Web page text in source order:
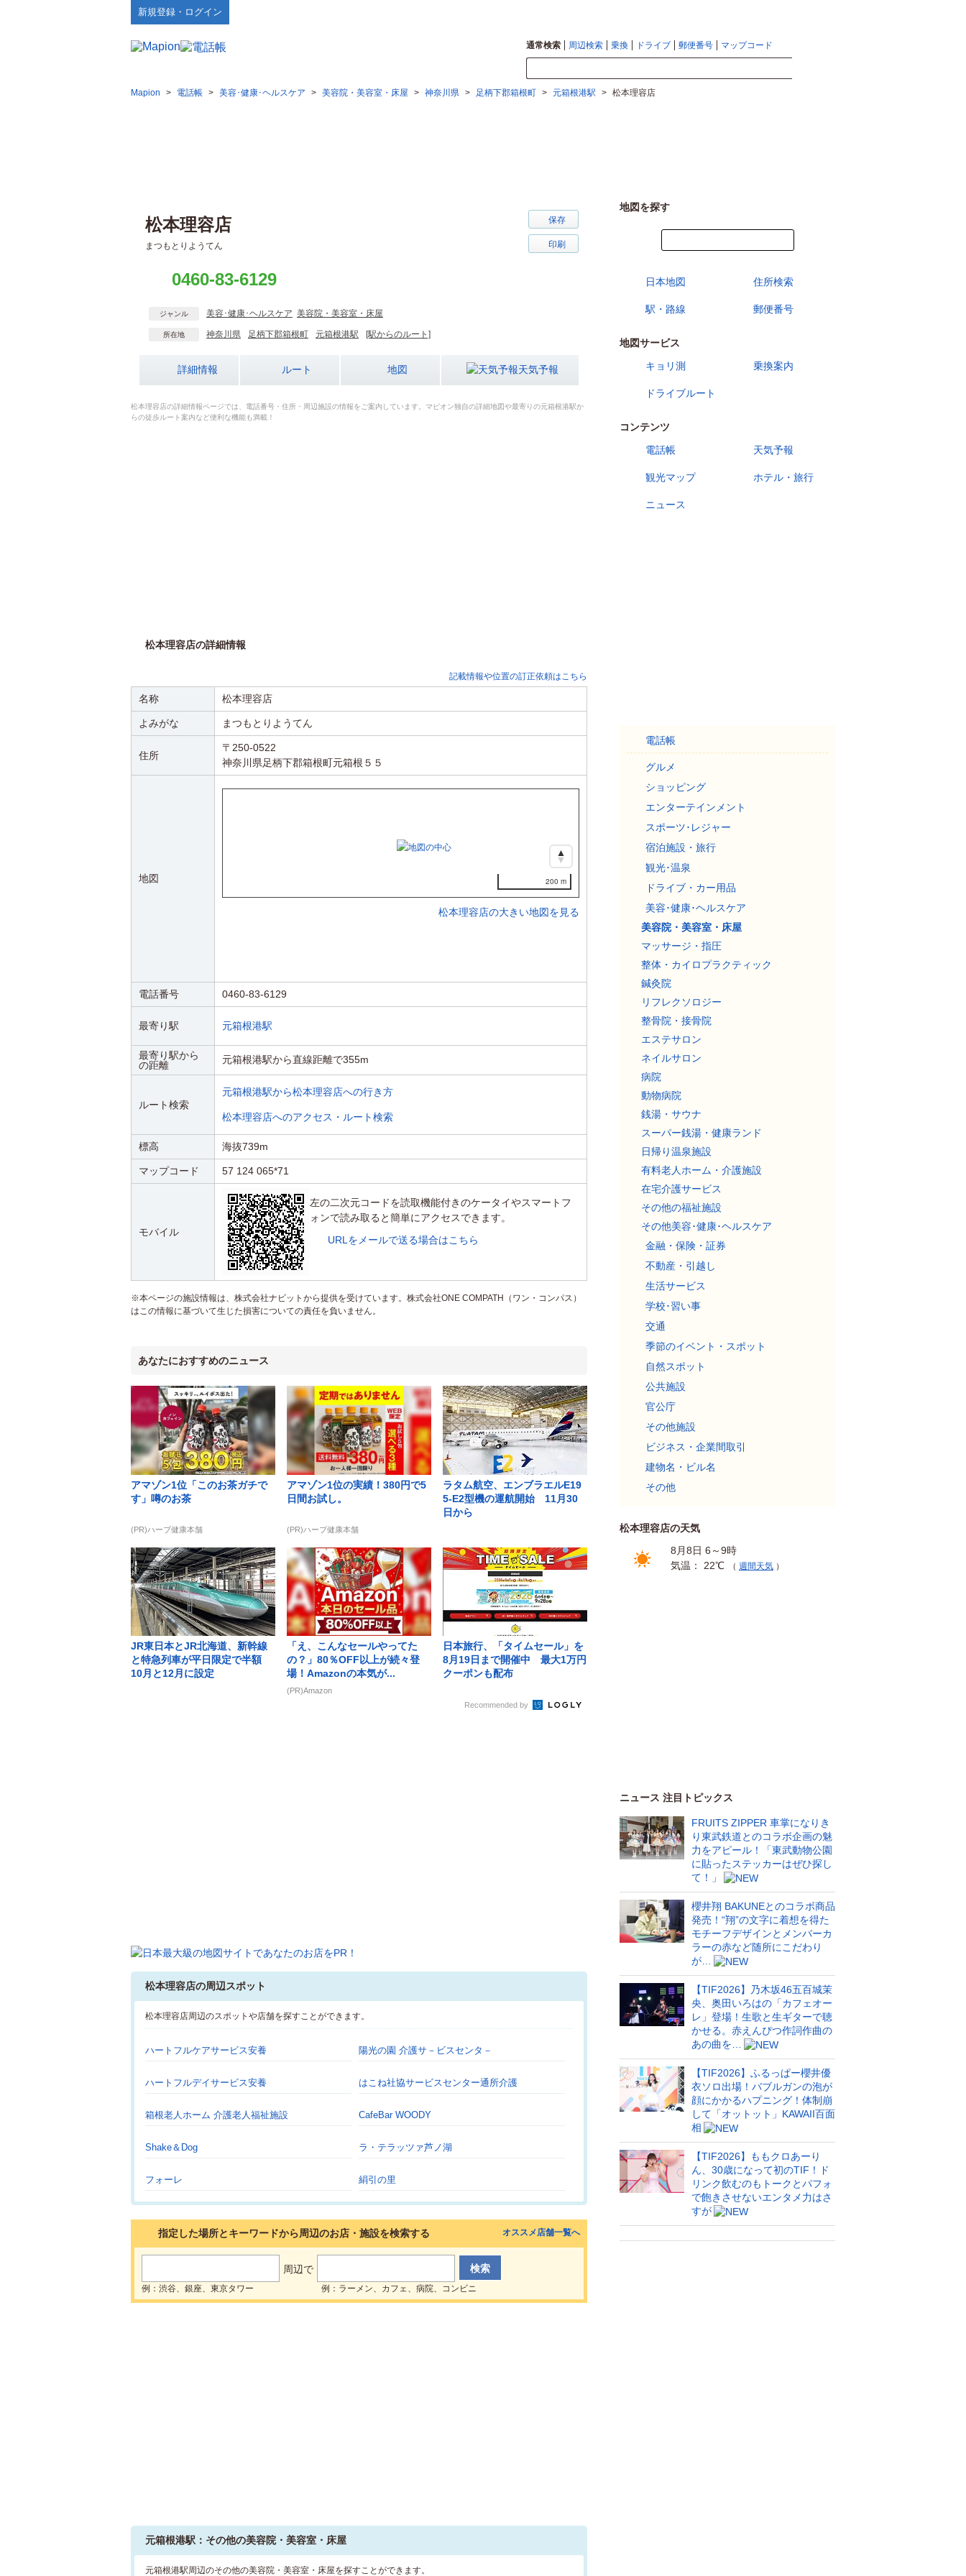
新規登録・ログイン
通常検索 周辺検索 乗換 ドライブ 郵便番号 マップコード
Mapion > 電話帳 > 美容･健康･ヘルスケア > 美容院・美容室・床屋 > 神奈川県 > 足柄下郡箱根町 > 元箱根港駅 > 松本理容店
松本理容店
まつもとりようてん
保存
印刷
0460-83-6129
ジャンル 美容･健康･ヘルスケア 美容院・美容室・床屋
所在地 神奈川県 足柄下郡箱根町 元箱根港駅 [駅からのルート]
詳細情報 ルート 地図 天気予報
松本理容店の詳細情報ページでは、電話番号・住所・周辺施設の情報をご案内しています。マピオン独自の詳細地図や最寄りの元箱根港駅か
らの徒歩ルート案内など便利な機能も満載！
松本理容店の詳細情報
記載情報や位置の訂正依頼はこちら
名称 松本理容店
よみがな まつもとりようてん
住所
〒250-0522
神奈川県足柄下郡箱根町元箱根５５
地図 200 m
松本理容店の大きい地図を見る
電話番号 0460-83-6129
最寄り駅 元箱根港駅
最寄り駅から
の距離
元箱根港駅から直線距離で355m
ルート検索
元箱根港駅から松本理容店への行き方
松本理容店へのアクセス・ルート検索
標高 海抜739m
マップコード 57 124 065*71
モバイル
左の二次元コードを読取機能付きのケータイやスマートフ
ォンで読み取ると簡単にアクセスできます。
URLをメールで送る場合はこちら
※本ページの施設情報は、株式会社ナビットから提供を受けています。株式会社ONE COMPATH（ワン・コンパス）
はこの情報に基づいて生じた損害についての責任を負いません。
あなたにおすすめのニュース
アマゾン1位「このお茶ガチで
す」噂のお茶
(PR)ハーブ健康本舗
アマゾン1位の実績！380円で5
日間お試し。
(PR)ハーブ健康本舗
ラタム航空、エンブラエルE19
5-E2型機の運航開始 11月30
日から
JR東日本とJR北海道、新幹線
と特急列車が平日限定で半額
10月と12月に設定
「え、こんなセールやってた
の？」80％OFF以上が続々登
場！Amazonの本気が...
(PR)Amazon
日本旅行、「タイムセール」を
8月19日まで開催中 最大1万円
クーポンも配布
Recommended by
松本理容店の周辺スポット
松本理容店周辺のスポットや店舗を探すことができます。
ハートフルケアサービス安養 陽光の園 介護サ－ビスセンタ－
ハートフルデイサービス安養 はこね社協サービスセンター通所介護
箱根老人ホーム 介護老人福祉施設 CafeBar WOODY
Shake＆Dog ラ・テラッツァ芦ノ湖
フォーレ 絹引の里
指定した場所とキーワードから周辺のお店・施設を検索する
周辺で
例：渋谷、銀座、東京タワー 例：ラーメン、カフェ、病院、コンビニ
オススメ店舗一覧へ
元箱根港駅：その他の美容院・美容室・床屋
元箱根港駅周辺のその他の美容院・美容室・床屋を探すことができます。
地図を探す
日本地図 住所検索
駅・路線 郵便番号
地図サービス
キョリ測
乗換案内
ドライブルート
コンテンツ
電話帳
天気予報
観光マップ ホテル・旅行
ニュース
電話帳
グルメ
ショッピング
エンターテインメント
スポーツ･レジャー
宿泊施設・旅行
観光･温泉
ドライブ・カー用品
美容･健康･ヘルスケア
美容院・美容室・床屋
マッサージ・指圧
整体・カイロプラクティック
鍼灸院
リフレクソロジー
整骨院・接骨院
エステサロン
ネイルサロン
病院
動物病院
銭湯・サウナ
スーパー銭湯・健康ランド
日帰り温泉施設
有料老人ホーム・介護施設
在宅介護サービス
その他の福祉施設
その他美容･健康･ヘルスケア
金融・保険・証券
不動産・引越し
生活サービス
学校･習い事
交通
季節のイベント・スポット
自然スポット
公共施設
官公庁
その他施設
ビジネス・企業間取引
建物名・ビル名
その他
松本理容店の天気
8月8日 6～9時
気温： 22℃
（ 週間天気 ）
ニュース 注目トピックス
FRUITS ZIPPER 車掌になりき
り東武鉄道とのコラボ企画の魅
力をアピール！「東武動物公園
に貼ったステッカーはぜひ探し
て！」
櫻井翔 BAKUNEとのコラボ商品
発売！“翔”の文字に着想を得た
モチーフデザインとメンバーカ
ラーの赤など随所にこだわり
が…
【TIF2026】乃木坂46五百城茉
央、奥田いろはの「カフェオー
レ」登場！生歌と生ギターで聴
かせる。赤えんぴつ作詞作曲の
あの曲を…
【TIF2026】ふるっぱー櫻井優
衣ソロ出場！バブルガンの泡が
顔にかかるハプニング！体制崩
して「オットット」KAWAII百面
相
【TIF2026】ももクロあーり
ん、30歳になって初のTIF！ド
リンク飲むのもトークとパフォ
で飽きさせないエンタメ力はさ
すが